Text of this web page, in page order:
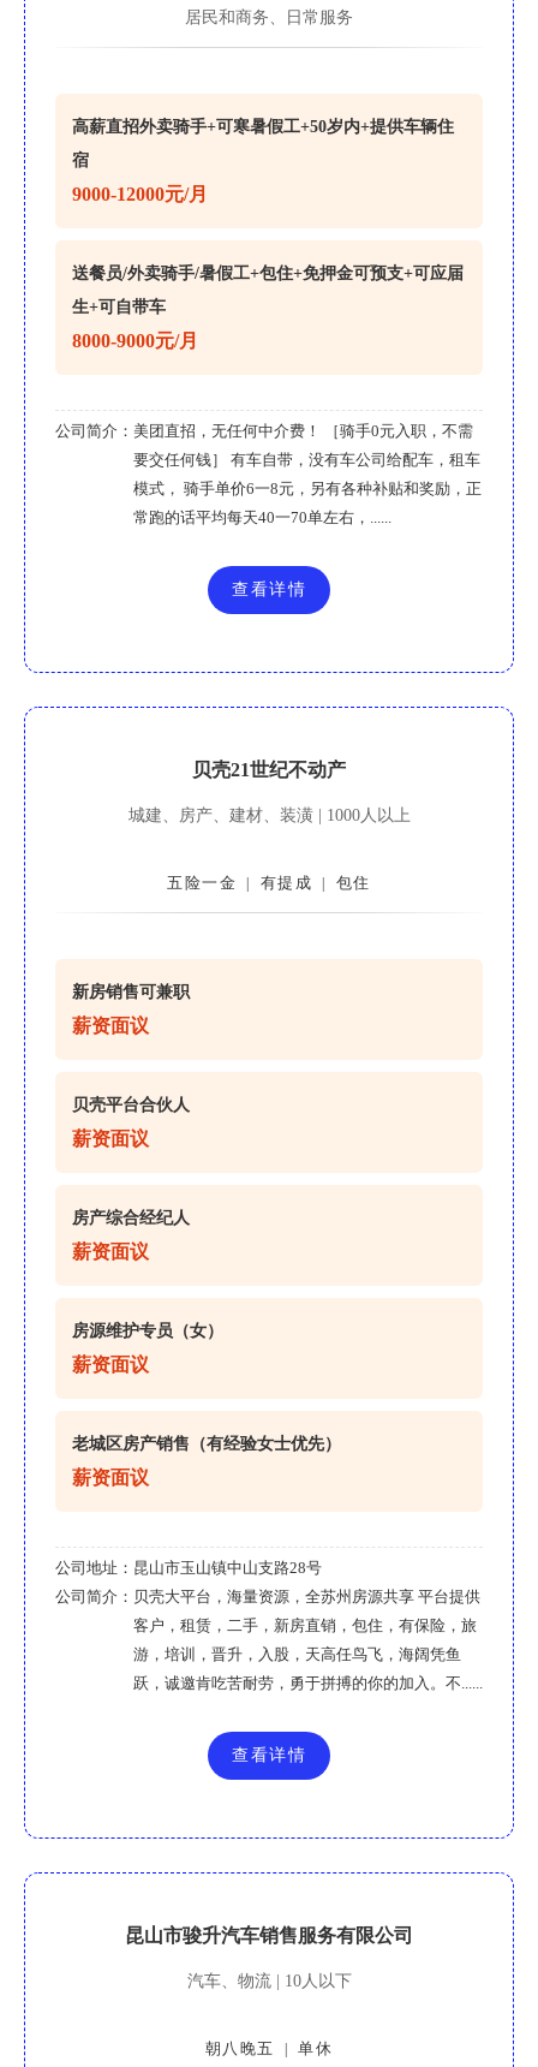
居民和商务、日常服务
高薪直招外卖骑手+可寒暑假工+50岁内+提供车辆住
宿
9000-12000元/月
送餐员/外卖骑手/暑假工+包住+免押金可预支+可应届
生+可自带车
8000-9000元/月
公司简介： 美团直招，无任何中介费！ ［骑手0元入职，不需
要交任何钱］ 有车自带，没有车公司给配车，租车
模式， 骑手单价6一8元，另有各种补贴和奖励，正
常跑的话平均每天40一70单左右，......
查看详情
贝壳21世纪不动产
城建、房产、建材、装潢 | 1000人以上
五险一金 有提成 包住
新房销售可兼职
薪资面议
贝壳平台合伙人
薪资面议
房产综合经纪人
薪资面议
房源维护专员（女）
薪资面议
老城区房产销售（有经验女士优先）
薪资面议
公司地址： 昆山市玉山镇中山支路28号
公司简介： 贝壳大平台，海量资源，全苏州房源共享 平台提供
客户，租赁，二手，新房直销，包住，有保险，旅
游，培训，晋升，入股，天高任鸟飞，海阔凭鱼
跃，诚邀肯吃苦耐劳，勇于拼搏的你的加入。不......
查看详情
昆山市骏升汽车销售服务有限公司
汽车、物流 | 10人以下
朝八晚五 单休